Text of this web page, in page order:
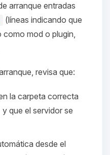
arranque entradas
(líneas indicando que
como mod o plugin,
revisa que:
la carpeta correcta
y que el servidor se
desde el
con quien